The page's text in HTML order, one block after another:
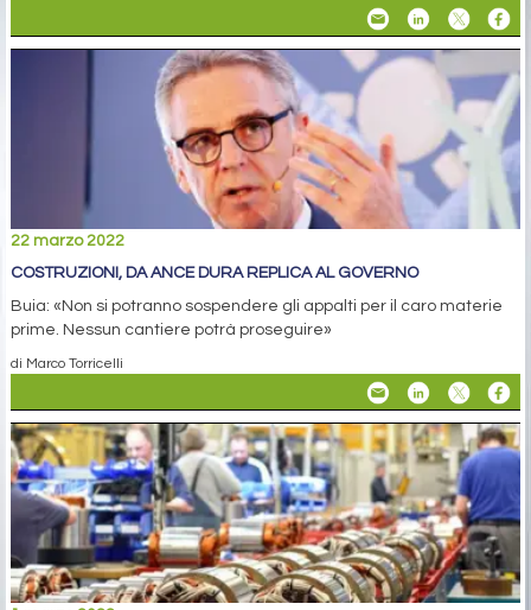
22 marzo 2022
COSTRUZIONI, DA ANCE DURA REPLICA AL GOVERNO
Buia: «Non si potranno sospendere gli appalti per il caro materie
prime. Nessun cantiere potrà proseguire»
di Marco Torricelli